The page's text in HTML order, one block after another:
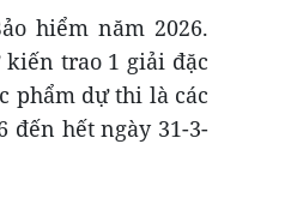
hiểm năm 2026.
trao 1 giải đặc
phẩm dự thi là các
đến hết ngày 31-3-